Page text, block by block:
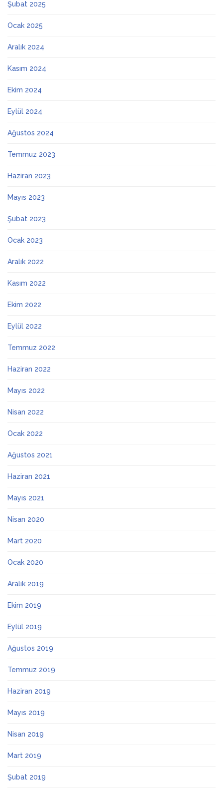
Şubat 2025
Ocak 2025
Aralık 2024
Kasım 2024
Ekim 2024
Eylül 2024
Ağustos 2024
Temmuz 2023
Haziran 2023
Mayıs 2023
Şubat 2023
Ocak 2023
Aralık 2022
Kasım 2022
Ekim 2022
Eylül 2022
Temmuz 2022
Haziran 2022
Mayıs 2022
Nisan 2022
Ocak 2022
Ağustos 2021
Haziran 2021
Mayıs 2021
Nisan 2020
Mart 2020
Ocak 2020
Aralık 2019
Ekim 2019
Eylül 2019
Ağustos 2019
Temmuz 2019
Haziran 2019
Mayıs 2019
Nisan 2019
Mart 2019
Şubat 2019